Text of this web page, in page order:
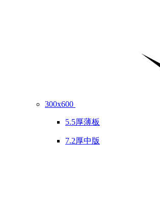
300x600
5.5厚薄板
7.2厚中版